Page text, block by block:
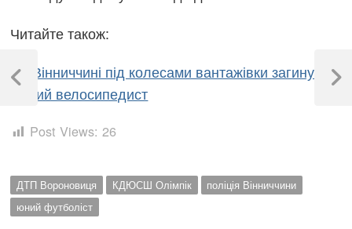
Читайте також:
На Вінниччині під колесами вантажівки загинув 9-
річний велосипедист
Post Views: 26
ДТП Вороновиця КДЮСШ Олімпік
поліція Вінниччини
юний футболіст
Навігація
записів
Previous
Next